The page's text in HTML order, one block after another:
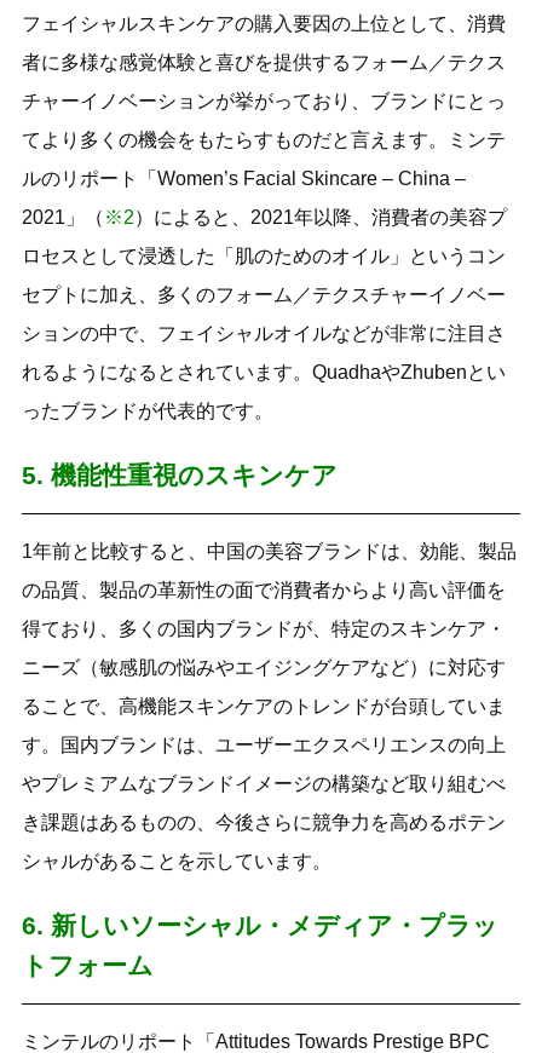
フェイシャルスキンケアの購入要因の上位として、消費
者に多様な感覚体験と喜びを提供するフォーム／テクス
チャーイノベーションが挙がっており、ブランドにとっ
てより多くの機会をもたらすものだと言えます。ミンテ
ルのリポート「Women’s Facial Skincare – China –
2021」（ ※2）によると、2021年以降、消費者の美容プ
ロセスとして浸透した「肌のためのオイル」というコン
セプトに加え、多くのフォーム／テクスチャーイノベー
ションの中で、フェイシャルオイルなどが非常に注目さ
れるようになるとされています。QuadhaやZhubenとい
ったブランドが代表的です。
5. 機能性重視のスキンケア
1年前と比較すると、中国の美容ブランドは、効能、製品
の品質、製品の革新性の面で消費者からより高い評価を
得ており、多くの国内ブランドが、特定のスキンケア・
ニーズ（敏感肌の悩みやエイジングケアなど）に対応す
ることで、高機能スキンケアのトレンドが台頭していま
す。国内ブランドは、ユーザーエクスペリエンスの向上
やプレミアムなブランドイメージの構築など取り組むべ
き課題はあるものの、今後さらに競争力を高めるポテン
シャルがあることを示しています。
6. 新しいソーシャル・メディア・プラッ
トフォーム
ミンテルのリポート「Attitudes Towards Prestige BPC